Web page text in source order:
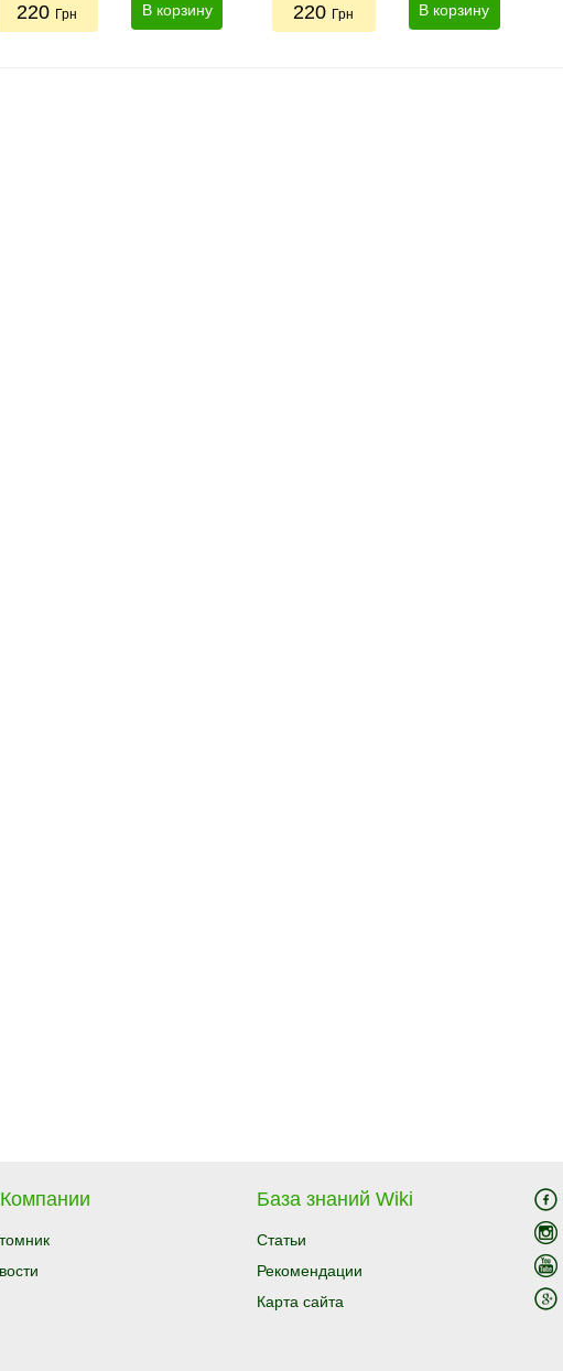
220 Грн В корзину 220 Грн В корзину
База знаний Wiki
Статьи
Рекомендации
Карта сайта